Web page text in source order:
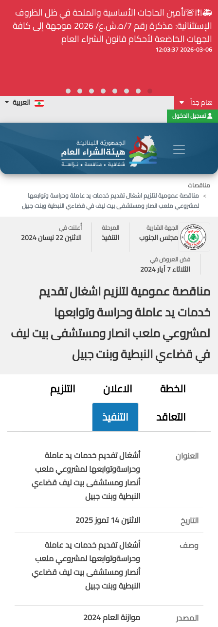
🚑❕❗❕🚨تأمين الحاجات الأساسية والملحة في ظل الظروف
الإستثنائية: مذكرة رقم 7/ه.ش.ع/ 2026 موجهة إلى كافة
الجهات الخاضعة لأحكام قانون الشراء العام
2026-03-06 12:03:37
هام جداً العربية
تسجيل الدخول
مناقصات
مناقصة عمومية لتلزيم اشغال تقديم خدمات يد عاملة وحراسة وتوابعها
لمشروعي ملعب انصار ومستشفى بيت ليف في قضاءي النبطية وبنت جبيل
الجهة الشارية
مجلس الجنوب
المرحلة
التنفيذ
أُعلنت في
الاثنين 22 نيسان 2024
فض العروض في
الثلاثاء 7 أيار 2024
مناقصة عمومية لتلزيم اشغال تقديم
خدمات يد عاملة وحراسة وتوابعها
لمشروعي ملعب انصار ومستشفى بيت ليف
في قضاءي النبطية وبنت جبيل
الخطة الاعلان
التلزيم
التعاقد
التنفيذ
العنوان
أشغال تفديم خدمات يد عاملة
وحراسةوتوابعها لمشروعي ملعب
أنصار ومستشفى بيت ليف قضاءي
النبطية وبنت جبيل
التاريخ
الاثنين 14 تموز 2025
وصف
أشغال تفديم خدمات يد عاملة
وحراسةوتوابعها لمشروعي ملعب
أنصار ومستشفى بيت ليف قضاءي
النبطية وبنت جبيل
المصدر
موازنة العام 2024